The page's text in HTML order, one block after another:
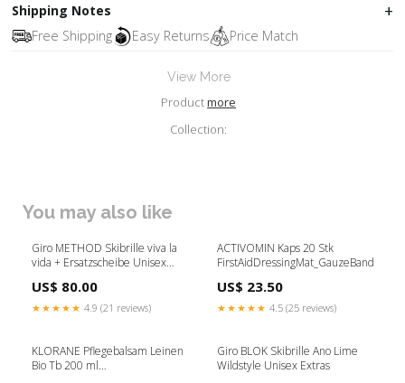
Shipping Notes
Free Shipping
Easy Returns Price Match
View More
Productmore
Collection:
You may also like
Giro METHOD Skibrille viva la
vida + Ersatzscheibe Unisex
US$ 80.00
★★★★★ 4.9 (21 reviews)
ACTIVOMIN Kaps 20 Stk
FirstAidDressingMat_GauzeBandages
US$ 23.50
★★★★★ 4.5 (25 reviews)
KLORANE Pflegebalsam Leinen
Bio Tb 200 ml
Giro BLOK Skibrille Ano Lime
Wildstyle Unisex Extras